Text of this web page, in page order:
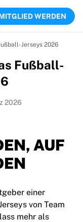
WERDEN
Jerseys 2026
Fußball-
2026
AUF
einer
von Team
mehr als